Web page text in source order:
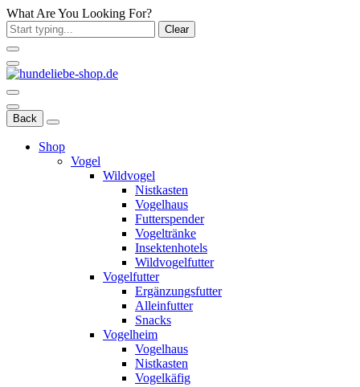
What Are You Looking For?
Clear
Back
Shop
Vogel
Wildvogel
Nistkasten
Vogelhaus
Futterspender
Vogeltränke
Insektenhotels
Wildvogelfutter
Vogelfutter
Ergänzungsfutter
Alleinfutter
Snacks
Vogelheim
Vogelhaus
Nistkasten
Vogelkäfig